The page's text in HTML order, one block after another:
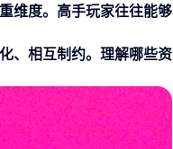
维度。高手玩家往往能够
、相互制约。理解哪些资